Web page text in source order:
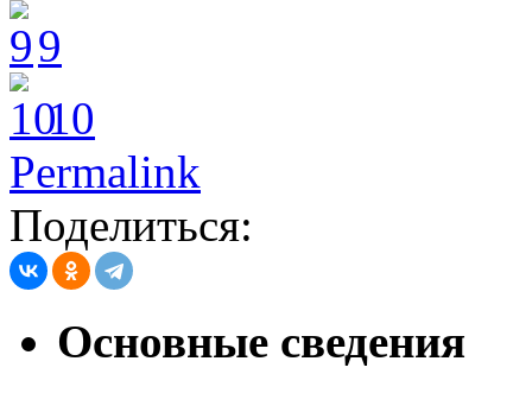
9
10
Permalink
Поделиться:
Основные сведения